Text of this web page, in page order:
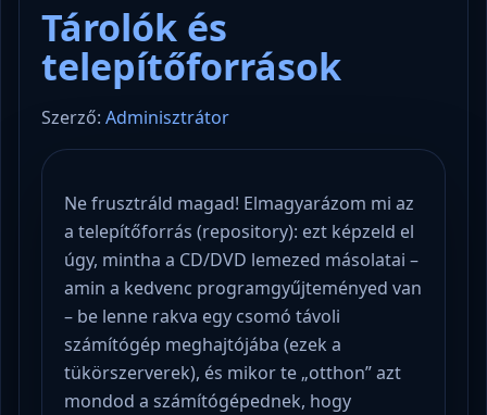
Tárolók és
telepítőforrások
Szerző: Adminisztrátor
Ne frusztráld magad! Elmagyarázom mi az
a telepítőforrás (repository): ezt képzeld el
úgy, mintha a CD/DVD lemezed másolatai –
amin a kedvenc programgyűjteményed van
– be lenne rakva egy csomó távoli
számítógép meghajtójába (ezek a
tükörszerverek), és mikor te „otthon” azt
mondod a számítógépednek, hogy